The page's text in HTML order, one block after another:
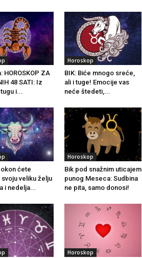
HOROSKOP ZA
48 SATI: Iz
i...
Horoskop
BIK: Biće mnogo sreće,
ali i tuge! Emocije vas
neće štedeti,...
ćete
veliku želju
i nedelja...
Horoskop
Bik pod snažnim uticajem
punog Meseca: Sudbina
ne pita, samo donosi!
Horoskop